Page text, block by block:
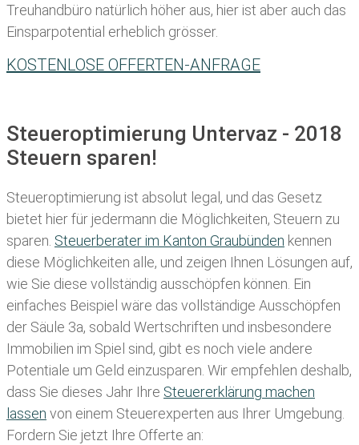
Treuhandbüro natürlich höher aus, hier ist aber auch das
Einsparpotential erheblich grösser.
KOSTENLOSE OFFERTEN-ANFRAGE
Steueroptimierung Untervaz - 2018
Steuern sparen!
Steueroptimierung ist absolut legal, und das Gesetz
bietet hier für jedermann die Möglichkeiten, Steuern zu
sparen. Steuerberater im K anton Graubünden kennen
diese Möglichkeiten alle, und zeigen Ihnen Lösungen auf,
wie Sie diese vollständig ausschöpfen können. Ein
einfaches Beispiel wäre das vollständige Ausschöpfen
der Säule 3a, sobald Wertschriften und insbesondere
Immobilien im Spiel sind, gibt es noch viele andere
Potentiale um Geld einzusparen. Wir empfehlen deshalb,
dass Sie dieses Jahr Ihre Steuererklärung machen
lassen von einem Steuerexperten aus Ihrer Umgebung.
Fordern Sie jetzt Ihre Offerte an: